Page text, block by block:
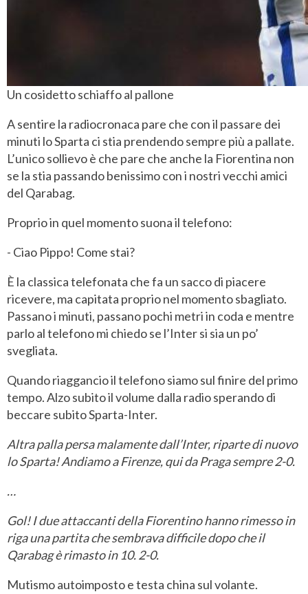
Un cosidetto schiaffo al pallone
A sentire la radiocronaca pare che con il passare dei
minuti lo Sparta ci stia prendendo sempre più a pallate.
L’unico sollievo è che pare che anche la Fiorentina non
se la stia passando benissimo con i nostri vecchi amici
del Qarabag.
Proprio in quel momento suona il telefono:
- Ciao Pippo! Come stai?
È la classica telefonata che fa un sacco di piacere
ricevere, ma capitata proprio nel momento sbagliato.
Passano i minuti, passano pochi metri in coda e mentre
parlo al telefono mi chiedo se l’Inter si sia un po’
svegliata.
Quando riaggancio il telefono siamo sul finire del primo
tempo. Alzo subito il volume dalla radio sperando di
beccare subito Sparta-Inter.
Altra palla persa malamente dall’Inter, riparte di nuovo
lo Sparta! Andiamo a Firenze, qui da Praga sempre 2-0.
…
Gol! I due attaccanti della Fiorentino hanno rimesso in
riga una partita che sembrava difficile dopo che il
Qarabag è rimasto in 10. 2-0.
Mutismo autoimposto e testa china sul volante.